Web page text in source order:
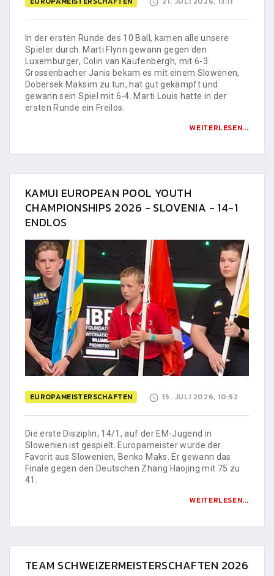
In der ersten Runde des 10 Ball, kamen alle unsere
Spieler durch. Marti Flynn gewann gegen den
Luxemburger, Colin van Kaufenbergh, mit 6-3.
Grossenbacher Janis bekam es mit einem Slowenen,
Dobersek Maksim zu tun, hat gut gekämpft und
gewann sein Spiel mit 6-4. Marti Louis hatte in der
ersten Runde ein Freilos.
WEITERLESEN...
KAMUI EUROPEAN POOL YOUTH
CHAMPIONSHIPS 2026 - SLOVENIA - 14-1
ENDLOS
EUROPAMEISTERSCHAFTEN 15. JULI 2026, 10:52
Die erste Disziplin, 14/1, auf der EM-Jugend in
Slowenien ist gespielt. Europameister wurde der
Favorit aus Slowenien, Benko Maks. Er gewann das
Finale gegen den Deutschen Zhang Haojing mit 75 zu
41.
WEITERLESEN...
TEAM SCHWEIZERMEISTERSCHAFTEN 2026